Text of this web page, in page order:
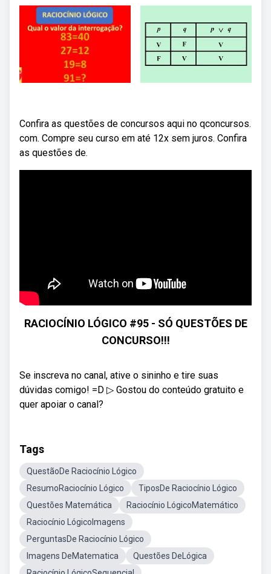
Confira as questões de concursos aqui no qconcursos.
com. Compre seu curso em até 12x sem juros. Confira
as questões de.
RACIOCÍNIO LÓGICO #95 - SÓ QUESTÕES DE
CONCURSO!!!
Se inscreva no canal, ative o sininho e tire suas
dúvidas comigo! =D ▷ Gostou do conteúdo gratuito e
quer apoiar o canal?
Tags
QuestãoDe Raciocínio Lógico
ResumoRaciocínio Lógico
TiposDe Raciocínio Lógico
Questões Matemática
Raciocínio LógicoMatemático
Raciocínio LógicoImagens
PerguntasDe Raciocínio Lógico
Imagens DeMatematica
Questões DeLógica